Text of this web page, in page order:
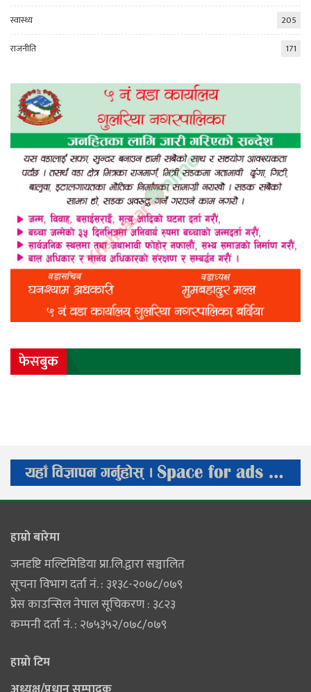
स्वास्थ्य
205
राजनीति
171
फेसबुक
हाम्राे बारेमा
जनदृष्टि मल्टिमिडिया प्रा.लि.द्वारा सञ्चालित
सूचना विभाग दर्ता नं. : ३१३८-२०७८/०७९
प्रेस काउन्सिल नेपाल सूचिकरण : ३८२३
कम्पनी दर्ता नं. : २७५३५२/०७८/०७९
हाम्राे टिम